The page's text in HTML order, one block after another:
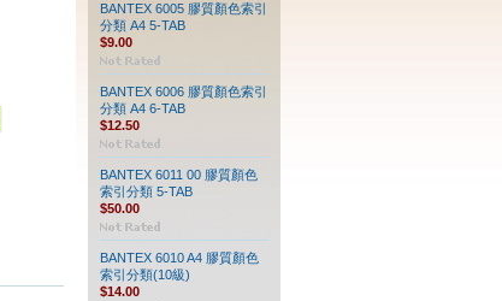
BANTEX 6005 膠質顏色索引
分類 A4 5-TAB
$9.00
BANTEX 6006 膠質顏色索引
分類 A4 6-TAB
$12.50
BANTEX 6011 00 膠質顏色
索引分類 5-TAB
$50.00
BANTEX 6010 A4 膠質顏色
索引分類(10級)
$14.00